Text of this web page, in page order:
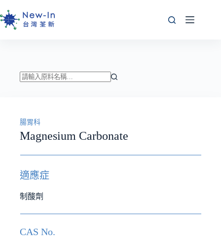
至
主
符
合
的
果
腸胃科
Magnesium Carbonate
適應症
制酸劑
CAS No.